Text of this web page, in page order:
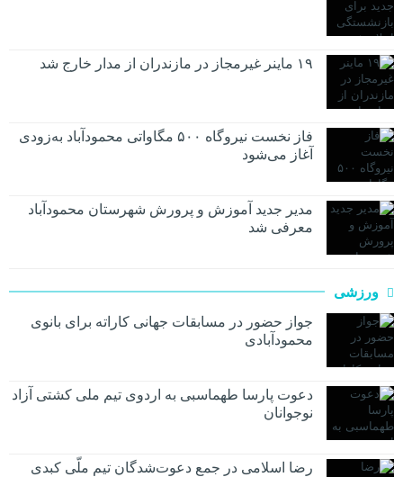
۱۹ ماینر غیرمجاز در مازندران از مدار خارج شد
فاز نخست نیروگاه ۵۰۰ مگاواتی محمودآباد به‌زودی
آغاز می‌شود
مدیر جدید آموزش و پرورش شهرستان محمودآباد
معرفی شد
ورزشی
جواز حضور در مسابقات جهانی کاراته برای بانوی
محمودآبادی
دعوت پارسا طهماسبی به اردوی تیم ملی کشتی آزاد
نوجوانان
رضا اسلامی در جمع دعوت‌شدگان تیم ملّی کبدی